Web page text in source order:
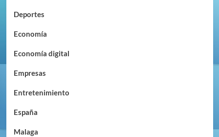
Deportes
Economía
Economía digital
Empresas
Entretenimiento
España
Malaga